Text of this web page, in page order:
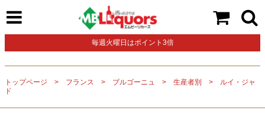
毎週火曜日はポイント3倍
トップページ フランス ブルゴーニュ 生産者別
ルイ・ジャ
ド